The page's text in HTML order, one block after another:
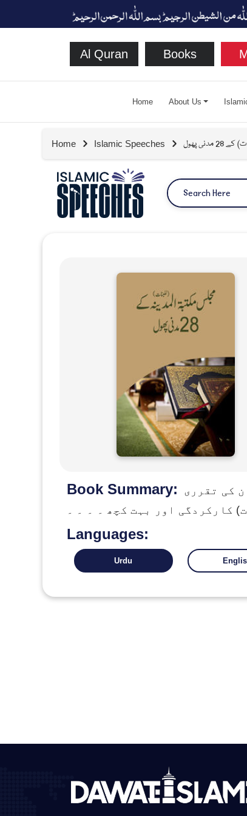
Al Quran Books
Home About Us
Home Islamic Speeches پھول
Book Summary:
کی تقرری
کارکردگی اور بہت کچھ ۔ ۔ ۔ ۔
Languages:
Urdu